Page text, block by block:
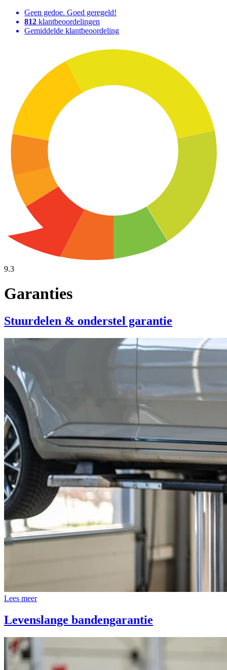
Geen gedoe. Goed geregeld!
812 klantbeoordelingen
Gemiddelde klantbeoordeling
9.3
Garanties
Stuurdelen & onderstel garantie
Lees meer
Levenslange bandengarantie